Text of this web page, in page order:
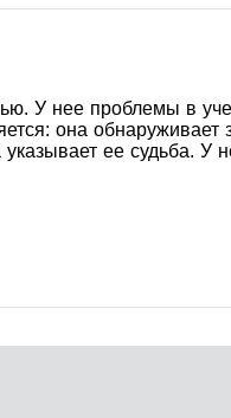
У нее проблемы в
она обнаруживает
ее судьба. У